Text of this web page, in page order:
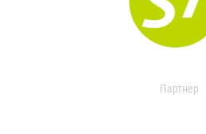
Партнер